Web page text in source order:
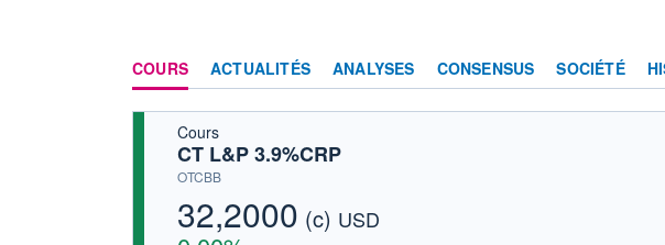
COURS ACTUALITÉS ANALYSES CONSENSUS SOCIÉTÉ
Cours
CT L&P 3.9%CRP
OTCBB
32,2000 (c) USD